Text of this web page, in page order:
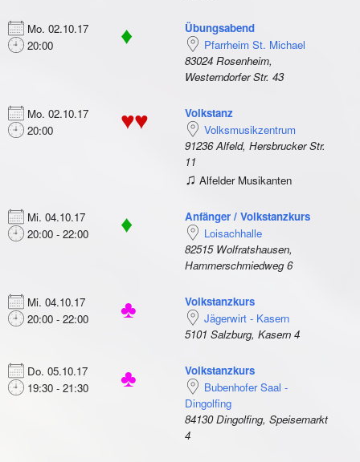
Mo. 02.10.17
20:00
♦
Übungsabend
Pfarrheim St. Michael
83024 Rosenheim,
Westerndorfer Str. 43
Mo. 02.10.17
20:00
♥♥
Volkstanz
Volksmusikzentrum
91236 Alfeld, Hersbrucker Str.
11
♫ Alfelder Musikanten
Mi. 04.10.17
20:00 - 22:00
♦
Anfänger / Volkstanzkurs
Loisachhalle
82515 Wolfratshausen,
Hammerschmiedweg 6
Mi. 04.10.17
20:00 - 22:00
♣
Volkstanzkurs
Jägerwirt - Kasern
5101 Salzburg, Kasern 4
Do. 05.10.17
19:30 - 21:30
♣
Volkstanzkurs
Bubenhofer Saal -
Dingolfing
84130 Dingolfing, Speisemarkt
4